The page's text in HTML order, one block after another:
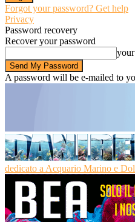
Forgot your password? Get help
Privacy
Password recovery
Recover your password
A password will be e-mailed to
dedicato a Acquario Marino e